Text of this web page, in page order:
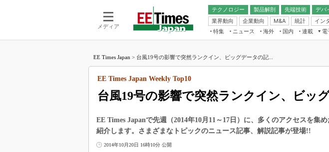
メディア
テクノロジー 製品解剖
先端技術
電池／エネルギー
デバ
アナログ
マイコン
業界動向
企業動向 M&A 統計 イン
フィジカルAI
読者調査（EE
特集 ニュース 海外 国内
連載
福田昭のデバイス通信
大山聡の業界スコープ
リタイア直前エンジニアの社会人大
学漂流記
電
電子ブックレット
EE Times Japan > 台風19号の影響で突然ランクイン、ビッグデータの記...
台風19号の影響で突然ランクイン、ビッ
EE Times Japan Weekly Top10
EE Times Japanで先週（2014年10月11～17日）に、多くのアクセスを集
紹介します。さまざまなトピックのニュース記事、解説記事が登場!!
2014年10月20日 16時10分 公開